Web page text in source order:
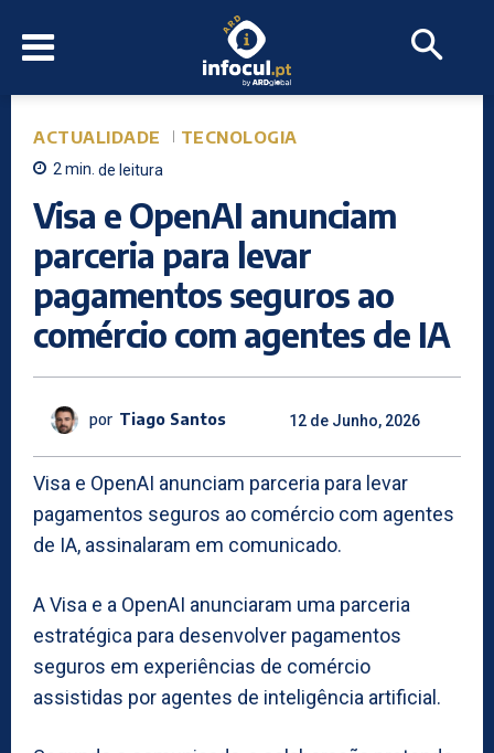
ACTUALIDADE TECNOLOGIA
2min. de leitura
Visa e OpenAI anunciam
parceria para levar
pagamentos seguros ao
comércio com agentes de IA
por Tiago Santos 12 de Junho, 2026
Visa e OpenAI anunciam parceria para levar
pagamentos seguros ao comércio com agentes
de IA, assinalaram em comunicado.
A Visa e a OpenAI anunciaram uma parceria
estratégica para desenvolver pagamentos
seguros em experiências de comércio
assistidas por agentes de inteligência artificial.